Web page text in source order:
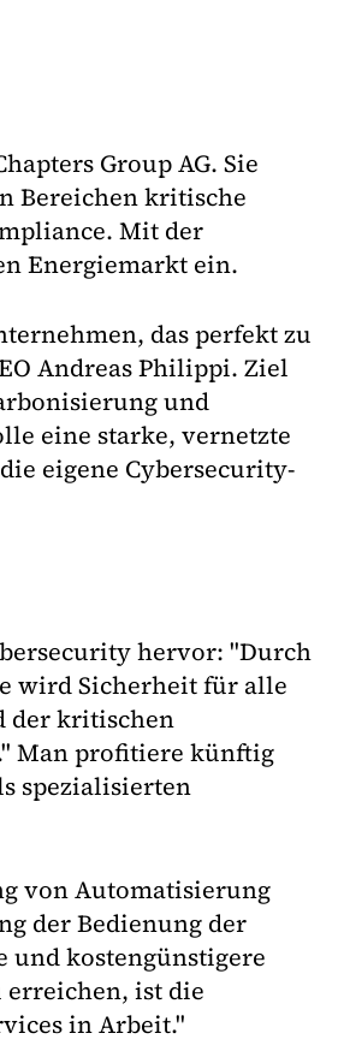
Group AG. Sie
Bereichen kritische
Mit der
Energiemarkt ein.
das perfekt zu
Andreas Philippi. Ziel
und
eine starke, vernetzte
eigene Cybersecurity-
hervor: "Durch
wird Sicherheit für alle
der kritischen
Man profitiere künftig
spezialisierten
von Automatisierung
der Bedienung der
und kostengünstigere
erreichen, ist die
in Arbeit."